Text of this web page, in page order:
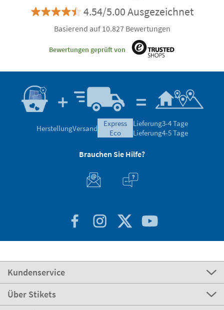
4.54/5.00 Ausgezeichnet
Basierend auf 10.827 Bewertungen
Bewertungen geprüft von
HerstellungVersand
express
eco
Lieferung3-4 Tage
Lieferung4-5 Tage
Brauchen Sie Hilfe?
Kundenservice
Über Stikets